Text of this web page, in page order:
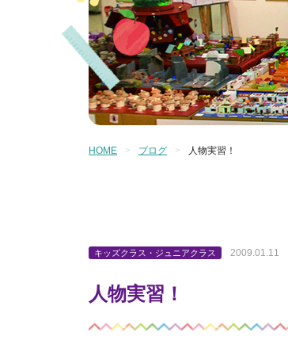
HOME ブログ 人物実習！
キッズクラス・ジュニアクラス 2009.01.11
人物実習！